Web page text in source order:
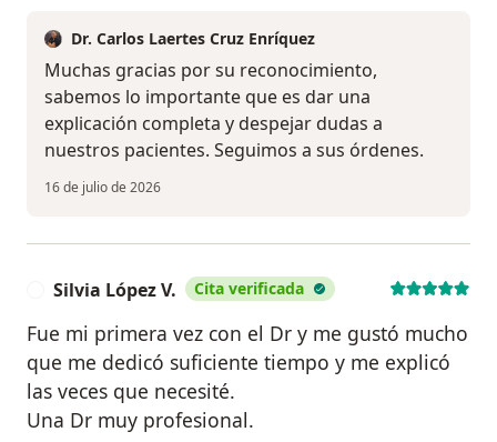
Dr. Carlos Laertes Cruz Enríquez
Muchas gracias por su reconocimiento,
sabemos lo importante que es dar una
explicación completa y despejar dudas a
nuestros pacientes. Seguimos a sus órdenes.
16 de julio de 2026
Silvia López V. Cita verificada
Fue mi primera vez con el Dr y me gustó mucho
que me dedicó suficiente tiempo y me explicó
las veces que necesité.
Una Dr muy profesional.